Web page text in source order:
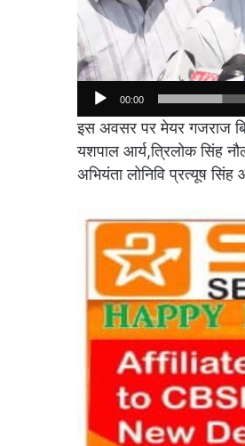
00:00
इस अवसर पर मेयर गजराज
यशपाल आर्य,त्रिलोक सिंह
अभियंता लोनिवि प्रत्यूष